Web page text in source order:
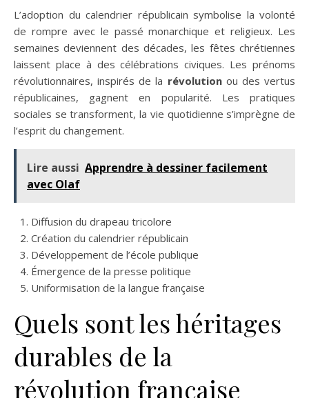
L’adoption du calendrier républicain symbolise la volonté
de rompre avec le passé monarchique et religieux. Les
semaines deviennent des décades, les fêtes chrétiennes
laissent place à des célébrations civiques. Les prénoms
révolutionnaires, inspirés de la révolutionou des vertus
républicaines, gagnent en popularité. Les pratiques
sociales se transforment, la vie quotidienne s’imprègne de
l’esprit du changement.
Lire aussi Apprendre à dessiner facilement
avec Olaf
Diffusion du drapeau tricolore
Création du calendrier républicain
Développement de l’école publique
Émergence de la presse politique
Uniformisation de la langue française
Quels sont les héritages
durables de la
révolution française